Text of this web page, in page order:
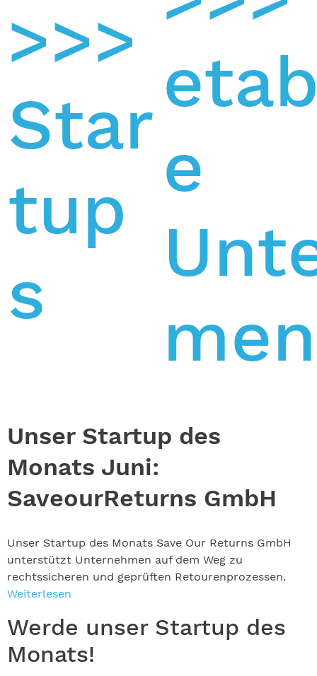
>>>
Star
tup
s
e
men
Unser Startup des
Monats Juni:
SaveourReturns GmbH
Unser Startup des Monats Save Our Returns GmbH
unterstützt Unternehmen auf dem Weg zu
rechtssicheren und geprüften Retourenprozessen.
Weiterlesen
Werde unser Startup des
Monats!